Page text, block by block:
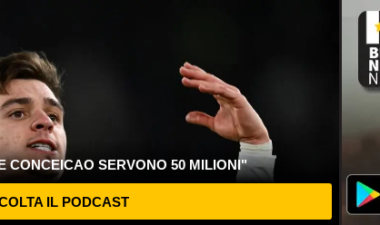
CONCEICAO SERVONO 50 MILIONI"
IL PODCAST